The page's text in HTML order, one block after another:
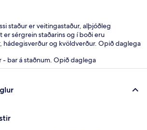
staður er veitingastaður, alþjóðleg
er sérgrein staðarins og í boði eru
hádegisverður og kvöldverður. Opið daglega
- bar á staðnum. Opið daglega